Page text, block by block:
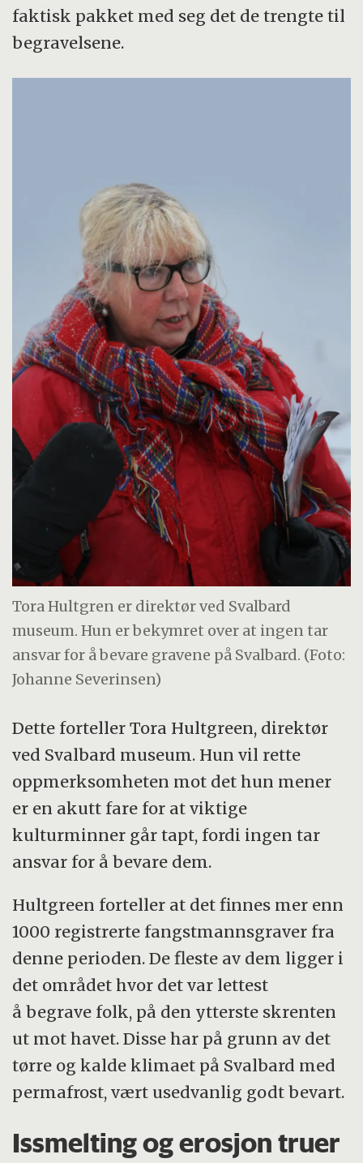
faktisk pakket med seg det de trengte til
begravelsene.
Tora Hultgren er direktør ved Svalbard
museum. Hun er bekymret over at ingen tar
ansvar for å bevare gravene på Svalbard. (Foto:
Johanne Severinsen)
Dette forteller Tora Hultgreen, direktør
ved Svalbard museum. Hun vil rette
oppmerksomheten mot det hun mener
er en akutt fare for at viktige
kulturminner går tapt, fordi ingen tar
ansvar for å bevare dem.
Hultgreen forteller at det finnes mer enn
1000 registrerte fangstmannsgraver fra
denne perioden. De fleste av dem ligger i
det området hvor det var lettest
å begrave folk, på den ytterste skrenten
ut mot havet. Disse har på grunn av det
tørre og kalde klimaet på Svalbard med
permafrost, vært usedvanlig godt bevart.
Issmelting og erosjon truer